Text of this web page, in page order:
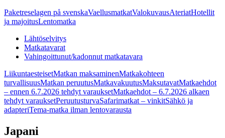
Paketreselagen på svenskaVaellusmatkatValokuvausAteriatHotellit
ja majoitusLentomatka
Lähtöselvitys
Matkatavarat
Vahingoittunut/kadonnut matkatavara
LiikuntaesteisetMatkan maksaminenMatkakohteen
turvallisuusMatkan peruutusMatkavakuutusMaksutavatMatkaehdot
– ennen 6.7.2026 tehdyt varauksetMatkaehdot – 6.7.2026 alkaen
tehdyt varauksetPeruutusturvaSafarimatkat – vinkitSähkö ja
adapteriTema-matka ilman lentovarausta
Japani